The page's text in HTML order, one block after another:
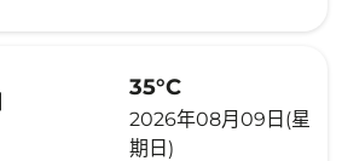
35°C
2026年08月09日(星
期日)